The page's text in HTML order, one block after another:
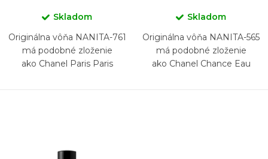
Skladom
Originálna vôňa NANITA-761
má podobné zloženie
ako Chanel Paris Paris
Skladom
Originálna vôňa NANITA-565
má podobné zloženie
ako Chanel Chance Eau